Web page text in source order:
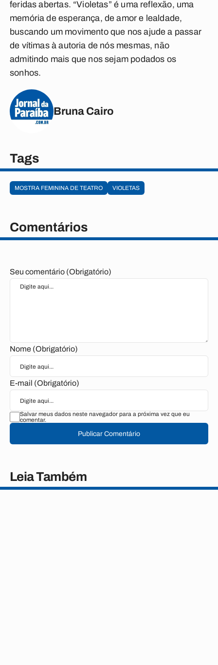
feridas abertas. “Violetas” é uma reflexão, uma
memória de esperança, de amor e lealdade,
buscando um movimento que nos ajude a passar
de vítimas à autoria de nós mesmas, não
admitindo mais que nos sejam podados os
sonhos.
Bruna Cairo
Tags
MOSTRA FEMININA DE TEATRO VIOLETAS
Comentários
Seu comentário (Obrigatório)
Nome (Obrigatório)
E-mail (Obrigatório)
Salvar meus dados neste navegador para a próxima vez que eu
comentar.
Publicar Comentário
Leia Também